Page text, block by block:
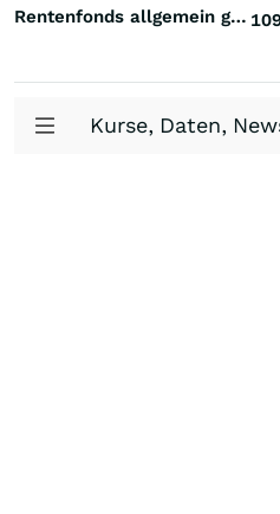
Rentenfonds allgemein gemischte Laufzeiten Welt Hart- und Weichwährungen (Welt)
Kurse, Daten,